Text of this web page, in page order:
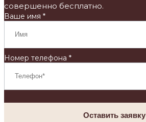
совершенно бесплатно.
Ваше имя *
Номер телефона *
Оставить заявку